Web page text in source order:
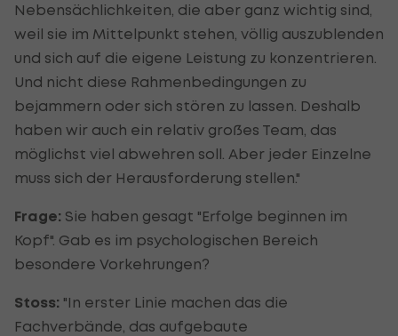
Nebensächlichkeiten, die aber ganz wichtig sind,
weil sie im Mittelpunkt stehen, völlig auszublenden
und sich auf die eigene Leistung zu konzentrieren.
Und nicht diese Rahmenbedingungen zu
bejammern oder sich stören zu lassen. Deshalb
haben wir auch ein relativ großes Team, das
möglichst viel abwehren soll. Aber jeder Einzelne
muss sich der Herausforderung stellen."
Frage: Sie haben gesagt "Erfolge beginnen im
Kopf". Gab es im psychologischen Bereich
besondere Vorkehrungen?
Stoss: "In erster Linie machen das die
Fachverbände, das aufgebaute